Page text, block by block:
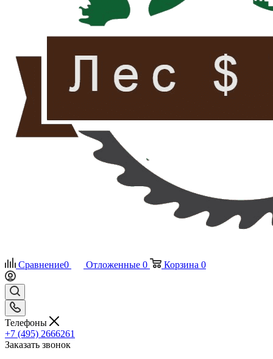
Сравнение0 Отложенные 0 Корзина 0
Телефоны
+7 (495) 2666261
Заказать звонок